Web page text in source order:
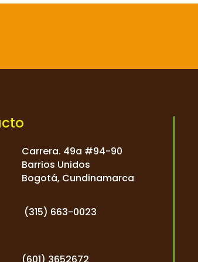
Carrera. 49a #94-90
Barrios Unidos
Bogotá, Cundinamarca
(315) 663-0023